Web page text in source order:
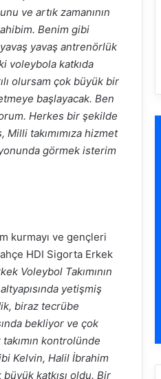
ve artık zamanının
Benim gibi
yavaş antrenörlük
voleybola katkıda
olursam çok büyük bir
başlayacak. Ben
Herkes bir şekilde
takımımıza hizmet
görmek isterim
kurmayı ve gençleri
HDI Sigorta Erkek
Voleybol Takımının
yetişmiş
biraz tecrübe
bekliyor ve çok
kontrolünde
Kelvin, Halil İbrahim
katkısı oldu. Bir